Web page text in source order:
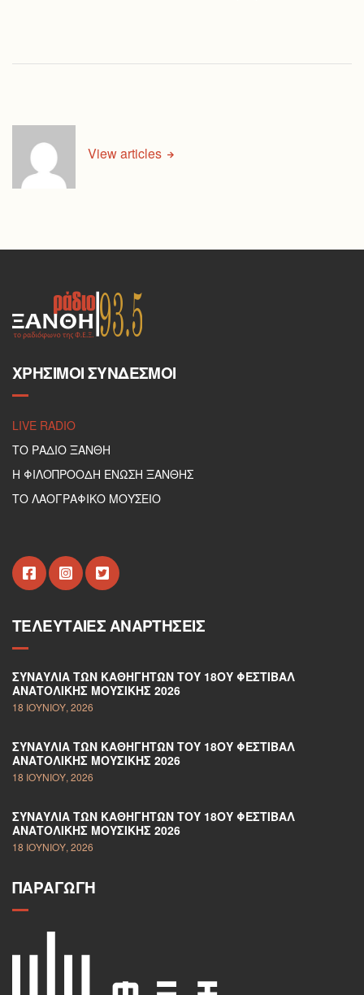
View articles
ΧΡΉΣΙΜΟΙ ΣΎΝΔΕΣΜΟΙ
LIVE RADIO
ΤΟ ΡΑΔΙΟ ΞΑΝΘΗ
Η ΦΙΛΟΠΡΟΟΔΗ ΕΝΩΣΗ ΞΑΝΘΗΣ
ΤΟ ΛΑΟΓΡΑΦΙΚΟ ΜΟΥΣΕΙΟ
ΤΕΛΕΥΤΑΊΕΣ ΑΝΑΡΤΉΣΕΙΣ
ΣΥΝΑΥΛΊΑ ΤΩΝ ΚΑΘΗΓΗΤΏΝ ΤΟΥ 18ΟΥ ΦΕΣΤΙΒΆΛ
ΑΝΑΤΟΛΙΚΉΣ ΜΟΥΣΙΚΉΣ 2026
18 ΙΟΥΝΊΟΥ, 2026
ΣΥΝΑΥΛΊΑ ΤΩΝ ΚΑΘΗΓΗΤΏΝ ΤΟΥ 18ΟΥ ΦΕΣΤΙΒΆΛ
ΑΝΑΤΟΛΙΚΉΣ ΜΟΥΣΙΚΉΣ 2026
18 ΙΟΥΝΊΟΥ, 2026
ΣΥΝΑΥΛΊΑ ΤΩΝ ΚΑΘΗΓΗΤΏΝ ΤΟΥ 18ΟΥ ΦΕΣΤΙΒΆΛ
ΑΝΑΤΟΛΙΚΉΣ ΜΟΥΣΙΚΉΣ 2026
18 ΙΟΥΝΊΟΥ, 2026
ΠΑΡΑΓΩΓΉ